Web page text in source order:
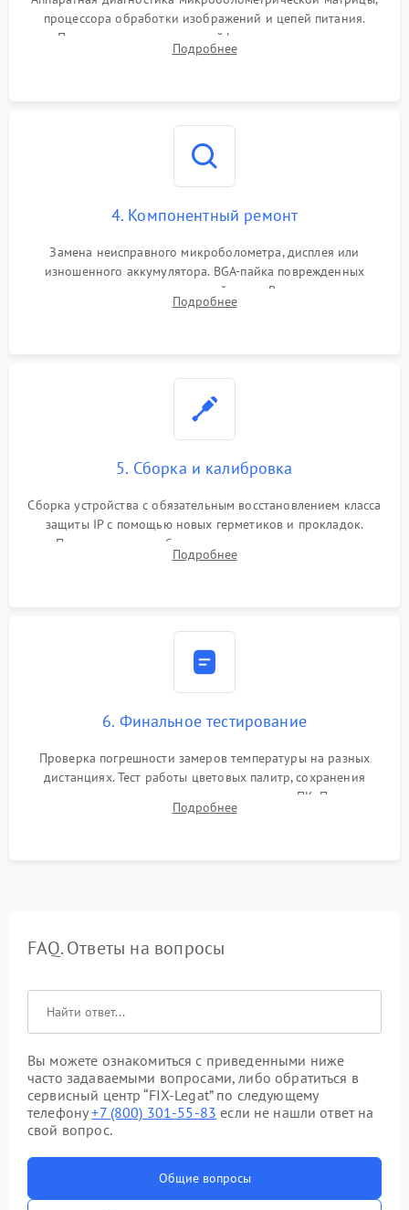
процессора обработки изображений и цепей питания.
Проверка целостности шлейфов, модуля памяти и
интерфейсов связи. Выявление сгоревших SMD-компонентов
Подробнее
4. Компонентный ремонт
Замена неисправного микроболометра, дисплея или
изношенного аккумулятора. BGA-пайка поврежденных
контроллеров на материнской плате. Восстановление
разъемов и кнопок, замена поврежденных элементов
Подробнее
5. Сборка и калибровка
Сборка устройства с обязательным восстановлением класса
защиты IP с помощью новых герметиков и прокладок.
Программная калибровка матрицы по эталонному
абсолютно черному телу для точного измерения температур.
Подробнее
6. Финальное тестирование
Проверка погрешности замеров температуры на разных
дистанциях. Тест работы цветовых палитр, сохранения
термограмм в память и передачи данных на ПК. Проверка
автономности работы и итоговый контроль качества.
Подробнее
FAQ. Ответы на вопросы
Вы можете ознакомиться с приведенными ниже
часто задаваемыми вопросами, либо обратиться в
сервисный центр “FIX-Legat” по следующему
телефону+7 (800) 301-55-83 если не нашли ответ на
свой вопрос.
Общие вопросы